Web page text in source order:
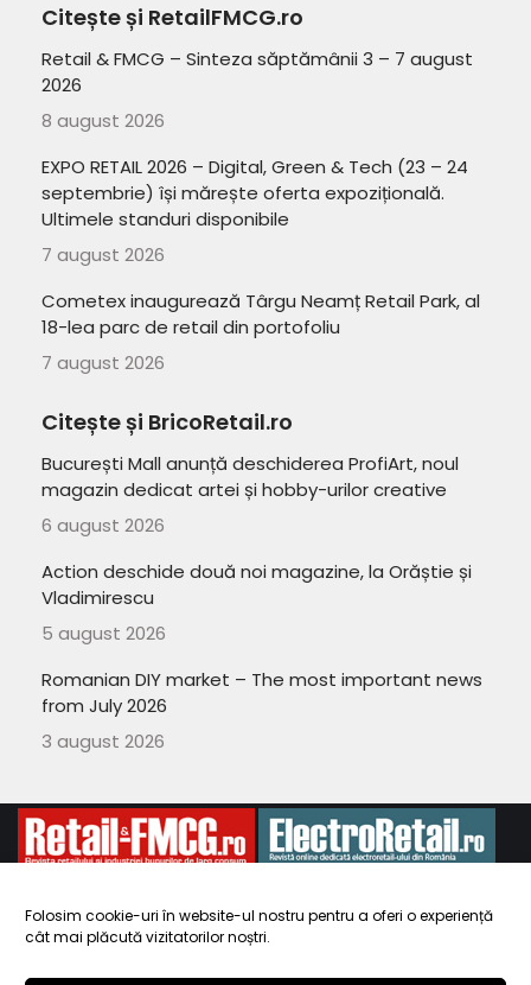
Folosim cookie-uri în website-ul nostru pentru a oferi o experiență
cât mai plăcută vizitatorilor noștri.
Citește și RetailFMCG.ro
Retail & FMCG – Sinteza săptămânii 3 – 7 august
2026
8 august 2026
EXPO RETAIL 2026 – Digital, Green & Tech (23 – 24
septembrie) își mărește oferta expozițională.
Ultimele standuri disponibile
7 august 2026
Cometex inaugurează Târgu Neamț Retail Park, al
18-lea parc de retail din portofoliu
7 august 2026
Citește și BricoRetail.ro
București Mall anunță deschiderea ProfiArt, noul
magazin dedicat artei și hobby-urilor creative
6 august 2026
Action deschide două noi magazine, la Orăștie și
Vladimirescu
5 august 2026
Romanian DIY market – The most important news
from July 2026
3 august 2026
site-ului.